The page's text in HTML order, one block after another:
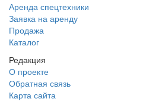
Аренда спецтехники
Заявка на аренду
Продажа
Каталог
Редакция
О проекте
Обратная связь
Карта сайта